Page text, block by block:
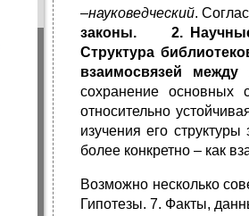
–науковедческий.
законы. 2. Научные
Структура
взаимосвязей между
сохранение основных
относительно
изучения его
более конкретно – как
Возможно несколько
Гипотезы. 7. Факты,